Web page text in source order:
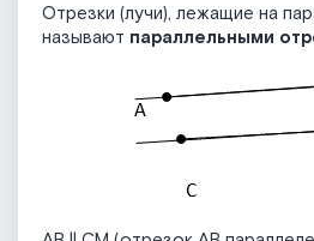
Отрезки (лучи), лежащие на
называют параллельными